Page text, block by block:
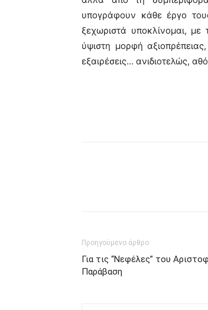
υπογράφουν κάθε έργο
ξεχωριστά υποκλίνομαι,
ύψιστη μορφή
εξαιρέσεις… ανιδιοτελώς,
Προηγούμενο άρθρο
Για τις “Νεφέλες” του
Παράβαση